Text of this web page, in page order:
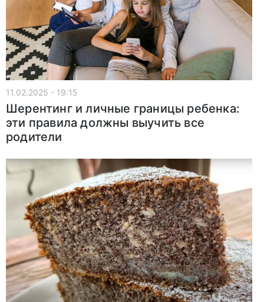
11.02.2025 - 19:15
Шерентинг и личные границы ребенка:
эти правила должны выучить все
родители